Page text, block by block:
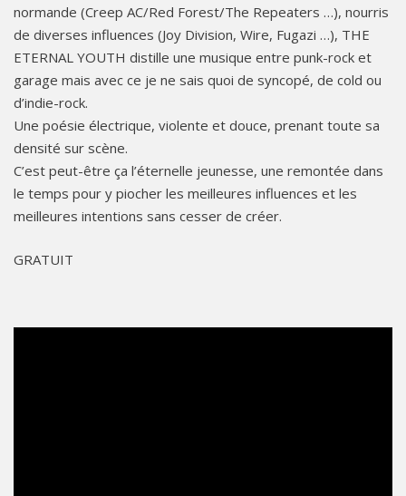
normande (Creep AC/Red Forest/The Repeaters …), nourris
de diverses influences (Joy Division, Wire, Fugazi …), THE
ETERNAL YOUTH distille une musique entre punk-rock et
garage mais avec ce je ne sais quoi de syncopé, de cold ou
d’indie-rock.
Une poésie électrique, violente et douce, prenant toute sa
densité sur scène.
C’est peut-être ça l’éternelle jeunesse, une remontée dans
le temps pour y piocher les meilleures influences et les
meilleures intentions sans cesser de créer.
GRATUIT